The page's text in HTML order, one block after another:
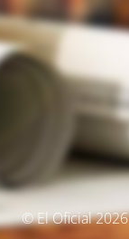
© El Oficial 2026